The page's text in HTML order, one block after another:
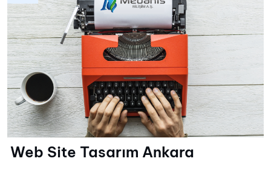
Web Site Tasarım Ankara